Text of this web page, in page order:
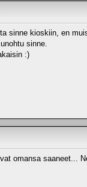
sinne kioskiin, en
sinne.
:)
omansa saaneet...